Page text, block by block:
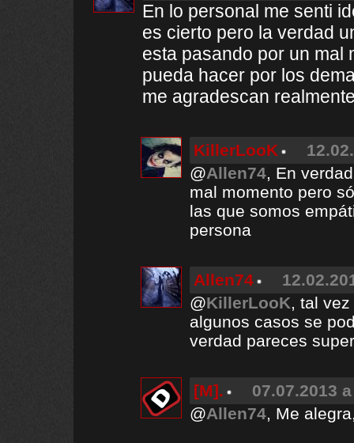
En lo personal me senti
es cierto pero la verdad
esta pasando por un mal
pueda hacer por los
me agradescan
KillerLooK
@Allen74, En
mal momento pero
las que somos
persona
Allen74
@KillerLooK, tal
algunos casos se
verdad pareces
[M].
07.07.2013
@Allen74, Me